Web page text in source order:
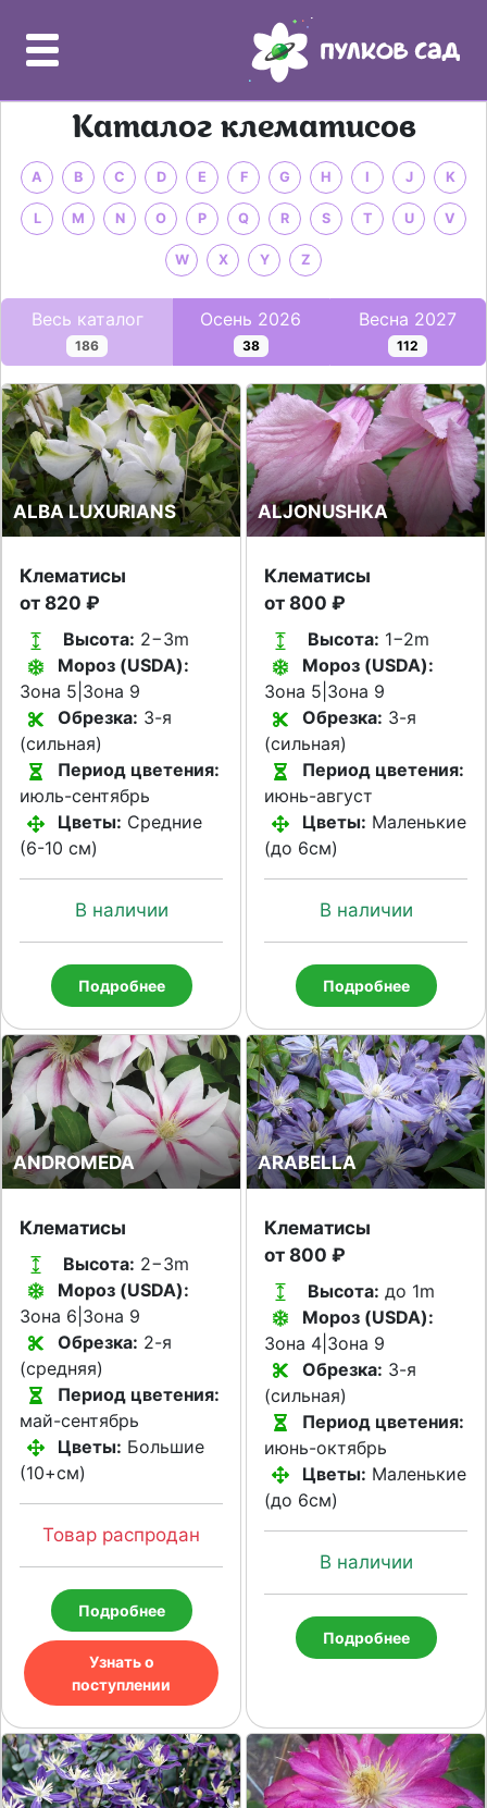
Каталог клематисов
A B C D E F G H I J K
L M N O P Q R S T U V
W X Y Z
Весь каталог
186
Осень 2026
38
Весна 2027
112
ALBA LUXURIANS
Клематисы
от 820 ₽
Высота: 2−3m
Мороз (USDA):
Зона 5|Зона 9
Обрезка: 3-я
(сильная)
Период цветения:
июль-сентябрь
Цветы: Средние
(6-10 см)
В наличии
Подробнее
ALJONUSHKA
Клематисы
от 800 ₽
Высота: 1−2m
Мороз (USDA):
Зона 5|Зона 9
Обрезка: 3-я
(сильная)
Период цветения:
июнь-август
Цветы: Маленькие
(до 6см)
В наличии
Подробнее
ANDROMEDA
Клематисы
Высота: 2−3m
Мороз (USDA):
Зона 6|Зона 9
Обрезка: 2-я
(средняя)
Период цветения:
май-сентябрь
Цветы: Большие
(10+см)
Товар распродан
Подробнее
Узнать о
поступлении
ARABELLA
Клематисы
от 800 ₽
Высота: до 1m
Мороз (USDA):
Зона 4|Зона 9
Обрезка: 3-я
(сильная)
Период цветения:
июнь-октябрь
Цветы: Маленькие
(до 6см)
В наличии
Подробнее